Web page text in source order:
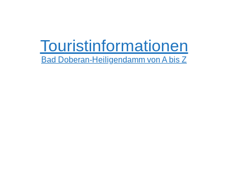
Touristinformationen
Bad Doberan-Heiligendamm von A bis Z